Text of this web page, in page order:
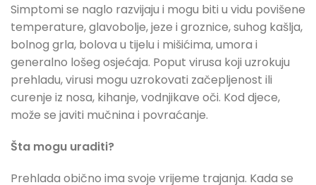
Simptomi se naglo razvijaju i mogu biti u vidu povišene
temperature, glavobolje, jeze i groznice, suhog kašlja,
bolnog grla, bolova u tijelu i mišićima, umora i
generalno lošeg osjećaja. Poput virusa koji uzrokuju
prehladu, virusi mogu uzrokovati začepljenost ili
curenje iz nosa, kihanje, vodnjikave oči. Kod djece,
može se javiti mučnina i povraćanje.
Šta mogu uraditi?
Prehlada obično ima svoje vrijeme trajanja. Kada se